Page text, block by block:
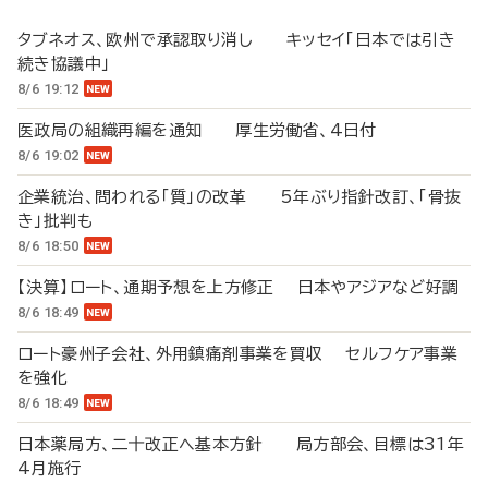
タブネオス、欧州で承認取り消し キッセイ「日本では引き
続き協議中」
8/6 19:12
医政局の組織再編を通知 厚生労働省、4日付
8/6 19:02
企業統治、問われる「質」の改革 5年ぶり指針改訂、「骨抜
き」批判も
8/6 18:50
【決算】ロート、通期予想を上方修正 日本やアジアなど好調
8/6 18:49
ロート豪州子会社、外用鎮痛剤事業を買収 セルフケア事業
を強化
8/6 18:49
日本薬局方、二十改正へ基本方針 局方部会、目標は31年
4月施行